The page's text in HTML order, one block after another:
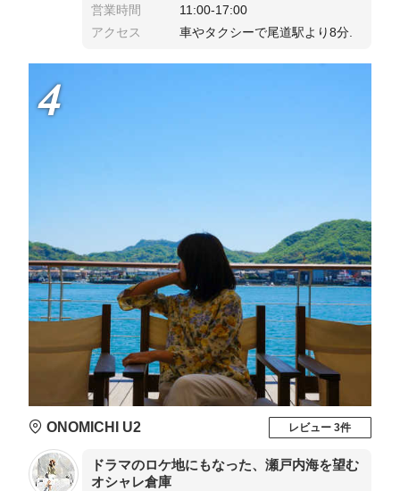
営業時間
11:00-17:00
アクセス
車やタクシーで尾道駅より8分.
4
ONOMICHI U2 レビュー 3件
ドラマのロケ地にもなった、瀬戸内海を望む
オシャレ倉庫